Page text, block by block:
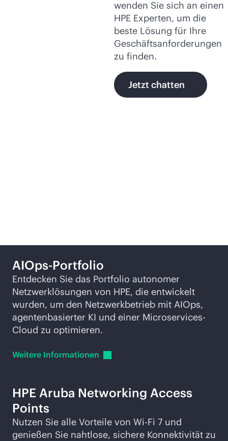
wenden Sie sich an einen
HPE Experten, um die
beste Lösung für Ihre
Geschäftsanforderungen
zu finden.
Jetzt chatten
AIOps-Portfolio
Entdecken Sie das Portfolio autonomer
Netzwerklösungen von HPE, die entwickelt
wurden, um den Netzwerkbetrieb mit AIOps,
agentenbasierter KI und einer Microservices-
Cloud zu optimieren.
Weitere Informationen
HPE Aruba Networking Access
Points
Nutzen Sie alle Vorteile von Wi-Fi 7 und
genießen Sie nahtlose, sichere Konnektivität zu